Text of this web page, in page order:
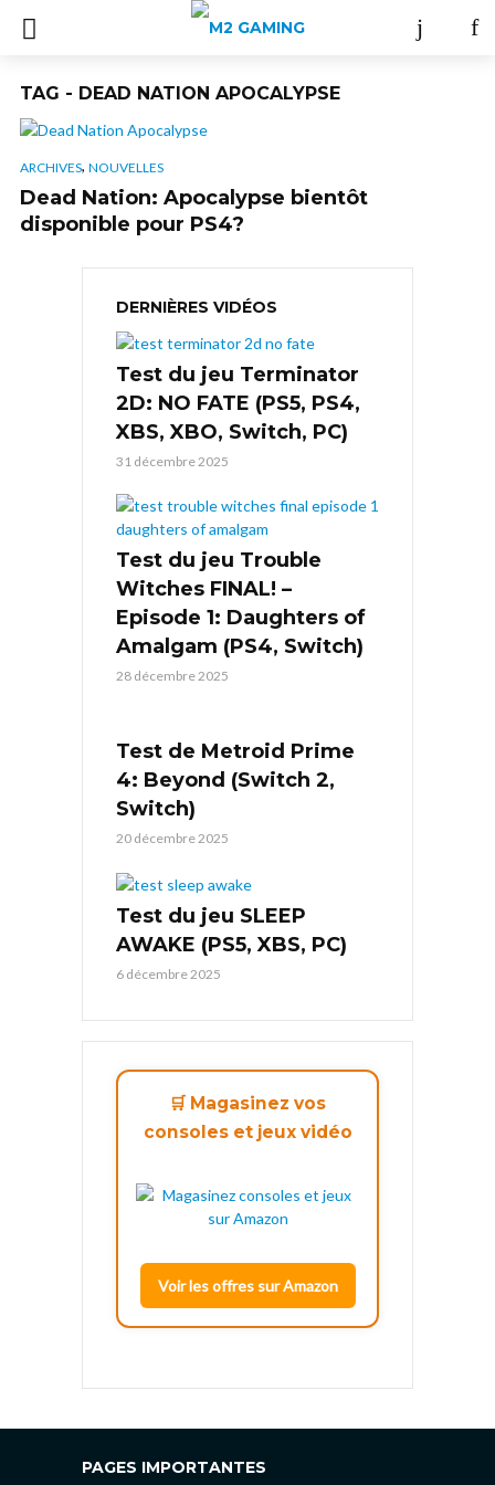
TAG - DEAD NATION APOCALYPSE
ARCHIVES, NOUVELLES
Dead Nation: Apocalypse bientôt
disponible pour PS4?
DERNIÈRES VIDÉOS
Test du jeu Terminator
2D: NO FATE (PS5, PS4,
XBS, XBO, Switch, PC)
31 décembre 2025
Test du jeu Trouble
Witches FINAL! –
Episode 1: Daughters of
Amalgam (PS4, Switch)
28 décembre 2025
Test de Metroid Prime
4: Beyond (Switch 2,
Switch)
20 décembre 2025
Test du jeu SLEEP
AWAKE (PS5, XBS, PC)
6 décembre 2025
🛒 Magasinez vos
consoles et jeux vidéo
Voir les offres sur Amazon
PAGES IMPORTANTES